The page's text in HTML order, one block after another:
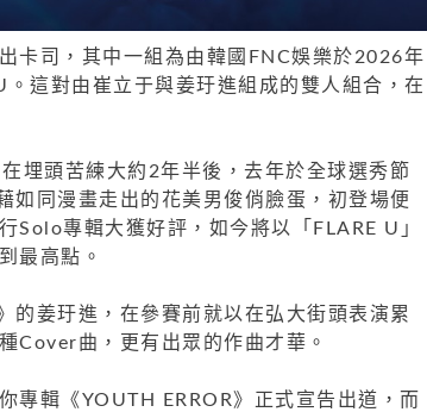
卡司，其中一組為由韓國FNC娛樂於2026年
這對由崔立于與姜玗進組成的雙人組合，在
埋頭苦練大約2年半後，去年於全球選秀節
如同漫畫走出的花美男俊俏臉蛋，初登場便
Solo專輯大獲好評，如今將以「FLARE U」
最高點。
的姜玗進，在參賽前就以在弘大街頭表演累
Cover曲，更有出眾的作曲才華。
專輯《YOUTH ERROR》正式宣告出道，而